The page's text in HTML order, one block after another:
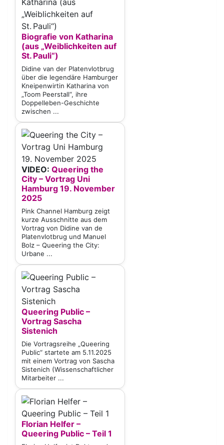
Biografie von Katharina
(aus „Weiblichkeiten auf
St. Pauli“)
Didine van der Platenvlotbrug
über die legendäre Hamburger
Kneipenwirtin Katharina von
„Toom Peerstall“, ihre
Doppelleben-Geschichte
zwischen ...
VIDEO: Queering the
City – Vortrag Uni
Hamburg 19. November
2025
Pink Channel Hamburg zeigt
kurze Ausschnitte aus dem
Vortrag von Didine van de
Platenvlotbrug und Manuel
Bolz – Queering the City:
Urbane ...
Queering Public –
Vortrag Sascha
Sistenich
Die Vortragsreihe „Queering
Public“ startete am 5.11.2025
mit einem Vortrag von Sascha
Sistenich (Wissenschaftlicher
Mitarbeiter ...
Florian Helfer –
Queering Public – Teil 1